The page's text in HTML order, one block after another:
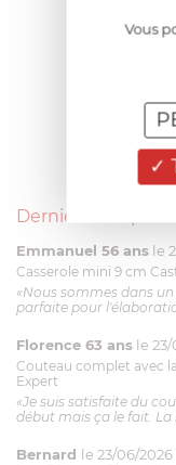
Derniers avis
Emmanuel 56 ans le
Casserole mini 9 cm
«Nous sommes dans
parfaite pour
Florence 63 ans le 23/
Couteau complet avec
Expert
«Je suis satisfaite du
début mais ça le fait. La
Bernard le 23/06/
Vous